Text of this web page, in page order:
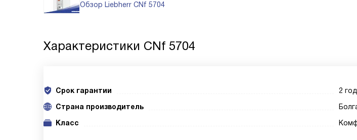
Обзор Liebherr CNf 5704
Характеристики CNf 5704
Срок гарантии
2
Cтрана производитель
Класс